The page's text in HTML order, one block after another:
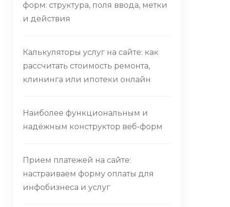
форм: структура, поля ввода, метки
и действия
Калькуляторы услуг на сайте: как
рассчитать стоимость ремонта,
клининга или ипотеки онлайн
Наиболее функциональным и
надёжным конструктор веб-форм
Прием платежей на сайте:
настраиваем форму оплаты для
инфобизнеса и услуг